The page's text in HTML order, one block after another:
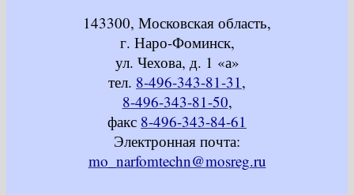
143300, Московская область,
г. Наро-Фоминск,
ул. Чехова, д. 1 «а»
тел. 8-496-343-81-31,
8-496-343-81-50,
факс 8-496-343-84-61
Электронная почта:
mo_narfomtechn@mosreg.ru